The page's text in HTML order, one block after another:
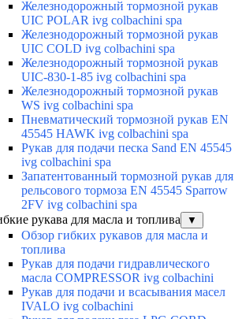
Железнодорожный тормозной рукав
UIC POLAR ivg colbachini spa
Железнодорожный тормозной рукав
UIC COLD ivg colbachini spa
Железнодорожный тормозной рукав
UIC-830-1-85 ivg colbachini spa
Железнодорожный тормозной рукав
WS ivg colbachini spa
Пневматический тормозной рукав EN
45545 HAWK ivg colbachini spa
Рукав для подачи песка Sand EN 45545
ivg colbachini spa
Запатентованный тормозной рукав для
рельсового тормоза EN 45545 Sparrow
2FV ivg colbachini spa
рукава для масла и топлива
▼
Обзор гибких рукавов для масла и
топлива
Рукав для подачи гидравлического
масла COMPRESSOR ivg colbachini
Рукав для подачи и всасывания масел
IVALO ivg colbachini